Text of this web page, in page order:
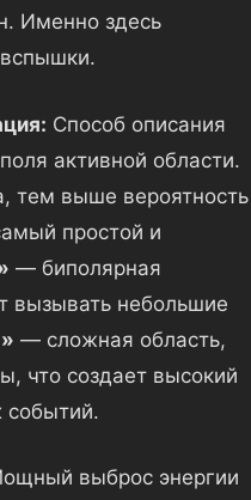
Именно здесь
Способ описания
активной области.
тем выше вероятность
простой и
— биполярная
вызывать небольшие
— сложная область,
что создает высокий
выброс энергии